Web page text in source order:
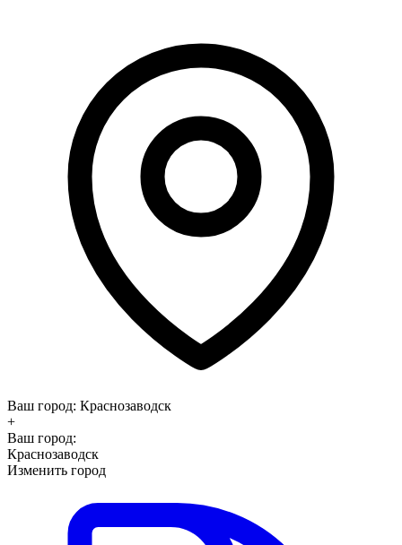
Ваш город: Краснозаводск
+
Ваш город:
Краснозаводск
Изменить город